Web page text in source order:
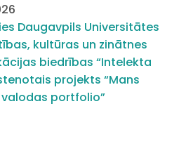
Daugavpils Universitātes
kultūras un zinātnes
biedrības “Intelekta
projekts “Mans
portfolio”